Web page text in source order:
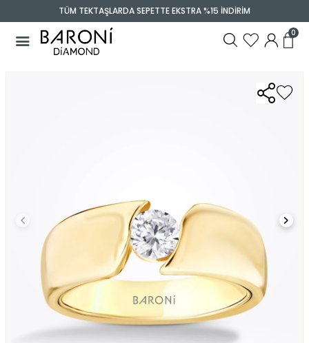
TÜM TEKTAŞLARDA SEPETTE EKSTRA %15 İNDİRİM
0